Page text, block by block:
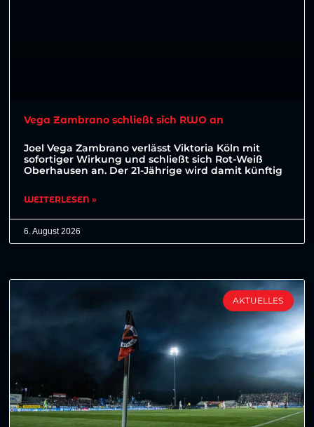
Vega Zambrano schließt sich RWO an
Joel Vega Zambrano verlässt Viktoria Köln mit
sofortiger Wirkung und schließt sich Rot-Weiß
Oberhausen an. Der 21-Jährige wird damit künftig
WEITERLESEN »
6. August 2026
AKTUELLES